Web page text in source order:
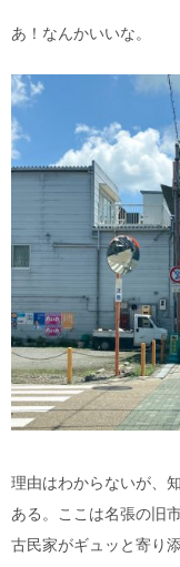
あ！なんかいいな。
理由はわからないが、
ある。ここは名張の旧
古民家がギュッと寄り